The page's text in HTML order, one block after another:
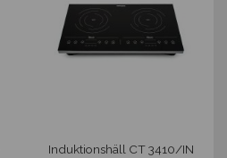
Induktionshäll CT 3410/IN